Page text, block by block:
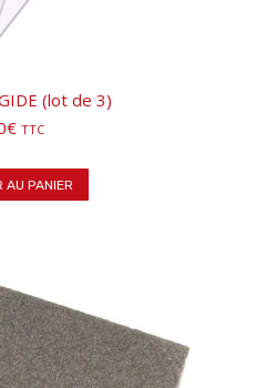
(lot de 3)
€ TTC
AU PANIER